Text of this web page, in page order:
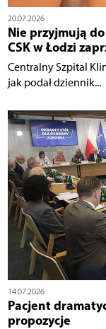
20.07.2026
Nie przyjmują
CSK w Łodzi
Centralny Szpital
jak podał dziennik...
14.07.2026
Pacjent
propozycje